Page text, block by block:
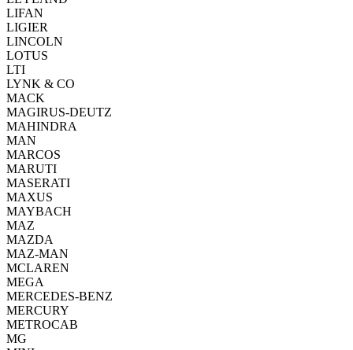
LIFAN
LIGIER
LINCOLN
LOTUS
LTI
LYNK & CO
MACK
MAGIRUS-DEUTZ
MAHINDRA
MAN
MARCOS
MARUTI
MASERATI
MAXUS
MAYBACH
MAZ
MAZDA
MAZ-MAN
MCLAREN
MEGA
MERCEDES-BENZ
MERCURY
METROCAB
MG